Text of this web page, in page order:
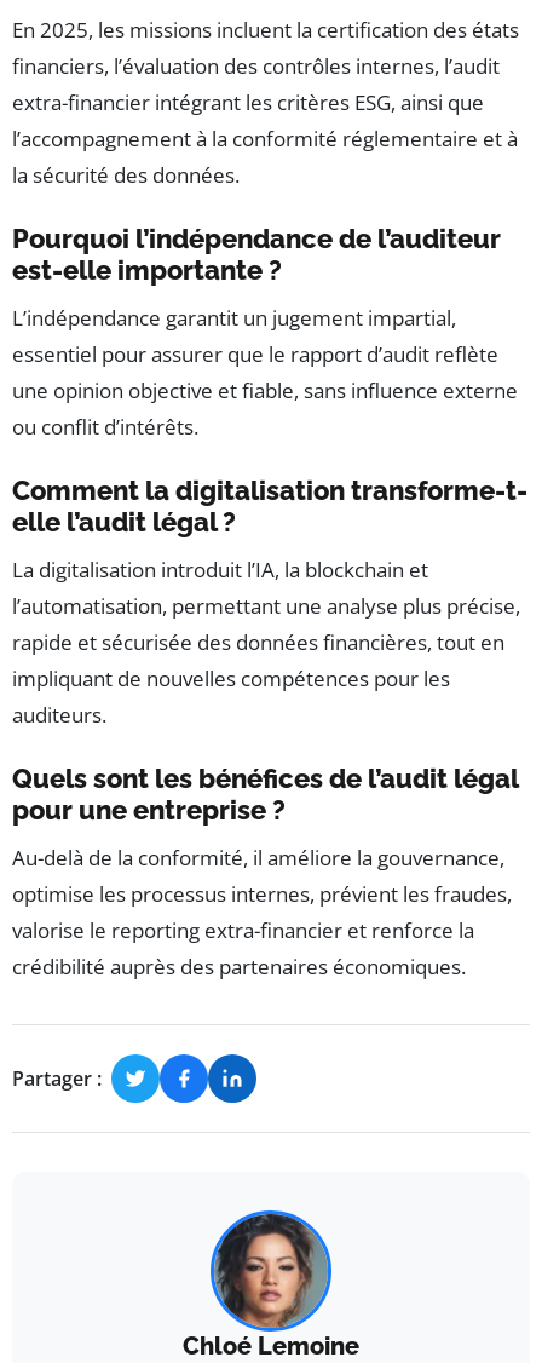
En 2025, les missions incluent la certification des états
financiers, l’évaluation des contrôles internes, l’audit
extra-financier intégrant les critères ESG, ainsi que
l’accompagnement à la conformité réglementaire et à
la sécurité des données.
Pourquoi l’indépendance de l’auditeur
est-elle importante ?
L’indépendance garantit un jugement impartial,
essentiel pour assurer que le rapport d’audit reflète
une opinion objective et fiable, sans influence externe
ou conflit d’intérêts.
Comment la digitalisation transforme-t-
elle l’audit légal ?
La digitalisation introduit l’IA, la blockchain et
l’automatisation, permettant une analyse plus précise,
rapide et sécurisée des données financières, tout en
impliquant de nouvelles compétences pour les
auditeurs.
Quels sont les bénéfices de l’audit légal
pour une entreprise ?
Au-delà de la conformité, il améliore la gouvernance,
optimise les processus internes, prévient les fraudes,
valorise le reporting extra-financier et renforce la
crédibilité auprès des partenaires économiques.
Partager :
Chloé Lemoine